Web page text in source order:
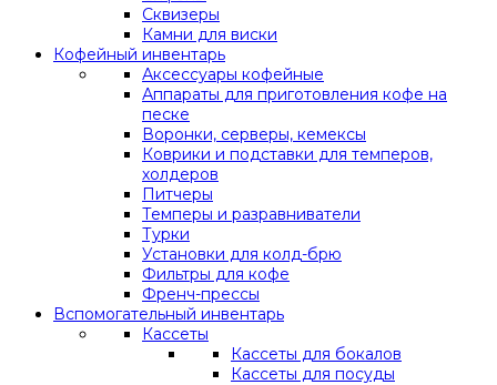
Сквизеры
Камни для виски
Кофейный инвентарь
Аксессуары кофейные
Аппараты для приготовления кофе на
песке
Воронки, серверы, кемексы
Коврики и подставки для темперов,
холдеров
Питчеры
Темперы и разравниватели
Турки
Установки для колд-брю
Фильтры для кофе
Френч-прессы
Вспомогательный инвентарь
Кассеты
Кассеты для бокалов
Кассеты для посуды